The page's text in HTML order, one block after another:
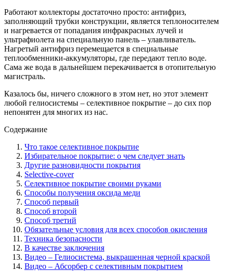
Работают коллекторы достаточно просто: антифриз,
заполняющий трубки конструкции, является теплоносителем
и нагревается от попадания инфракрасных лучей и
ультрафиолета на специальную панель – улавливатель.
Нагретый антифриз перемещается в специальные
теплообменники-аккумуляторы, где передают тепло воде.
Сама же вода в дальнейшем перекачивается в отопительную
магистраль.
Казалось бы, ничего сложного в этом нет, но этот элемент
любой гелиосистемы – селективное покрытие – до сих пор
непонятен для многих из нас.
Содержание
Что такое селективное покрытие
Избирательное покрытие: о чем следует знать
Другие разновидности покрытия
Selective-cover
Селективное покрытие своими руками
Способы получения оксида меди
Способ первый
Способ второй
Способ третий
Обязательные условия для всех способов окисления
Техника безопасности
В качестве заключения
Видео – Гелиосистема, выкрашенная черной краской
Видео – Абсорбер с селективным покрытием